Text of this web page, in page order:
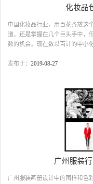
化妆品
中国化妆品行业，用百花齐放这
道，还是掌握在几个巨头手中，
数的机会。现在数以百计的中小
怎么能在众多的品牌中脱颖而出
满个性，美观。 化妆品包装设
发布于： 2019-08-27
广州服装
广州服装画册设计中的图样和色